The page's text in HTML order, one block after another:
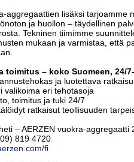
aggregaattien lisäksi tarjoamme
ja huollon – täydellinen
Tekninen tiimimme
mukaan ja varmistaa, että
toimitus – koko Suomeen, 24/
ja luotettava ratkaisu
valikoima eri tehotasoja
toimitus ja tuki 24/7
ratkaisut teollisuuden
– AERZEN vuokra-aggregaatti
819 4720
fi